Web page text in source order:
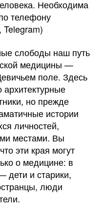
Необходима
телефону
слободы наш путь
медицины —
поле. Здесь
архитектурные
но прежде
истории
личностей,
местами. Вы
эти края могут
о медицине: в
дети и старики,
люди